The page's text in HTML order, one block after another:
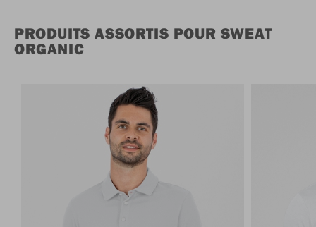
PRODUITS ASSORTIS POUR SWEAT
ORGANIC